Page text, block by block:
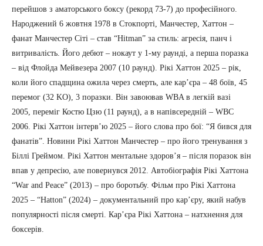
перейшов з аматорського боксу (рекорд 73-7) до професійного.
Народжений 6 жовтня 1978 в Стокпорті, Манчестер, Хаттон –
фанат Манчестер Сіті – став “Hitman” за стиль: агресія, панч і
витривалість. Його дебют – нокаут у 1-му раунді, а перша поразка
– від Флойда Мейвезера 2007 (10 раунд). Рікі Хаттон 2025 – рік,
коли його спадщина ожила через смерть, але кар’єра – 48 боїв, 45
перемог (32 KO), 3 поразки. Він завоював WBA в легкій вазі
2005, переміг Костю Цзю (11 раунд), а в напівсередній – WBC
2006. Рікі Хаттон інтерв’ю 2025 – його слова про бої: “Я бився для
фанатів”. Новини Рікі Хаттон Манчестер – про його тренування з
Біллі Греймом. Рікі Хаттон ментальне здоров’я – після поразок він
впав у депресію, але повернувся 2012. Автобіографія Рікі Хаттона
“War and Peace” (2013) – про боротьбу. Фільм про Рікі Хаттона
2025 – “Hatton” (2024) – документальний про кар’єру, який набув
популярності після смерті. Кар’єра Рікі Хаттона – натхнення для
боксерів.